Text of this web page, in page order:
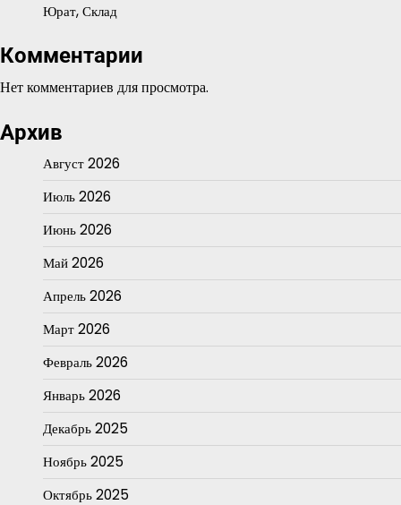
Юрат, Склад
Комментарии
Нет комментариев для просмотра.
Архив
Август 2026
Июль 2026
Июнь 2026
Май 2026
Апрель 2026
Март 2026
Февраль 2026
Январь 2026
Декабрь 2025
Ноябрь 2025
Октябрь 2025